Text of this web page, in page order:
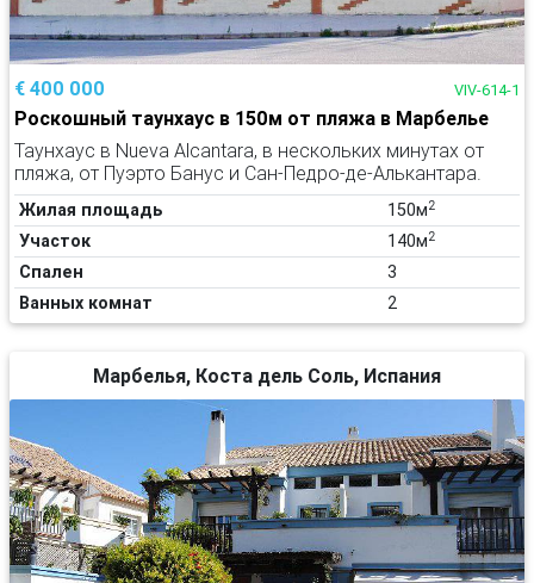
€ 400 000 VIV-614-1
Роскошный таунхаус в 150м от пляжа в Марбелье
Таунхаус в Nueva Alcantara, в нескольких минутах от
пляжа, от Пуэрто Банус и Сан-Педро-де-Алькантара.
Жилая площадь 150м2
Участок 140м2
Спален
3
Ванных комнат
2
Марбелья, Коста дель Соль, Испания